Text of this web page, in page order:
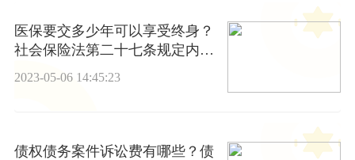
医保要交多少年可以享受终身？
社会保险法第二十七条规定内容
是什么？
2023-05-06 14:45:23
债权债务案件诉讼费有哪些？债